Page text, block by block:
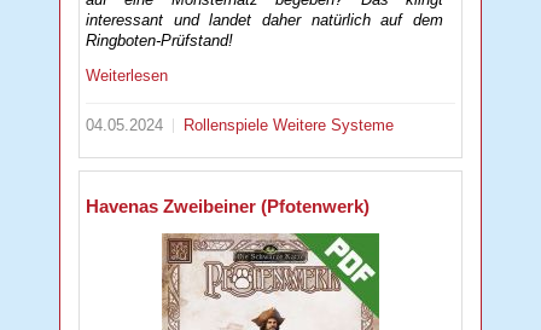
interessant und landet daher natürlich auf dem
Ringboten-Prüfstand!
Weiterlesen
04.05.2024 RollenspieleWeitere Systeme
Havenas Zweibeiner (Pfotenwerk)